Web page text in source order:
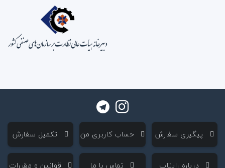
‌ پیگیری سفارش ‌ حساب کاربری من ‌ تکمیل سفارش
‌ درباره رایتاپ ‌ تماس با ما ‌ قوانین و مقررات